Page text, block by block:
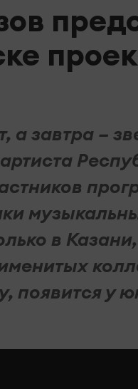
а завтра –
в
появится у